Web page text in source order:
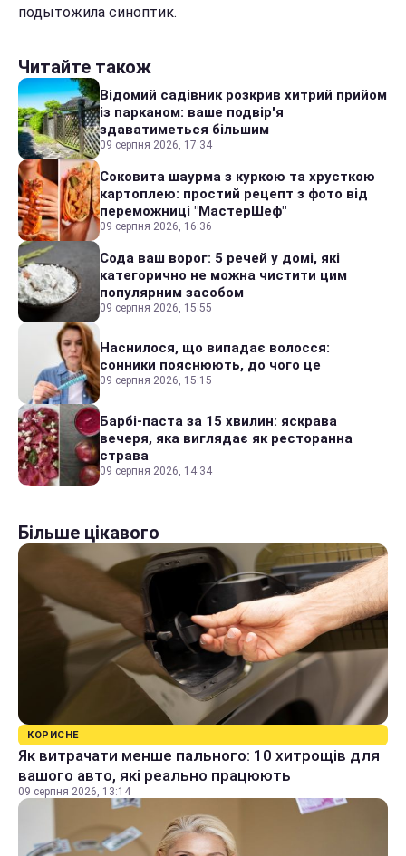
подытожила синоптик.
Читайте також
Відомий садівник розкрив хитрий прийом
із парканом: ваше подвір'я
здаватиметься більшим
09 серпня 2026, 17:34
Соковита шаурма з куркою та хрусткою
картоплею: простий рецепт з фото від
переможниці "МастерШеф"
09 серпня 2026, 16:36
Сода ваш ворог: 5 речей у домі, які
категорично не можна чистити цим
популярним засобом
09 серпня 2026, 15:55
Наснилося, що випадає волосся:
сонники пояснюють, до чого це
09 серпня 2026, 15:15
Барбі-паста за 15 хвилин: яскрава
вечеря, яка виглядає як ресторанна
страва
09 серпня 2026, 14:34
Більше цікавого
КОРИСНЕ
Як витрачати менше пального: 10 хитрощів для
вашого авто, які реально працюють
09 серпня 2026, 13:14